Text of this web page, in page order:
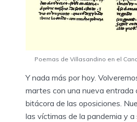
Poemas de Villasandino en el
Y nada más por hoy.
martes con una nueva entrada
bitácora de las oposiciones.
las víctimas de la pandemia y a